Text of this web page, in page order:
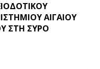
ΑΙΓΑΙΟΥ
ΣΤΗ ΣΥΡΟ